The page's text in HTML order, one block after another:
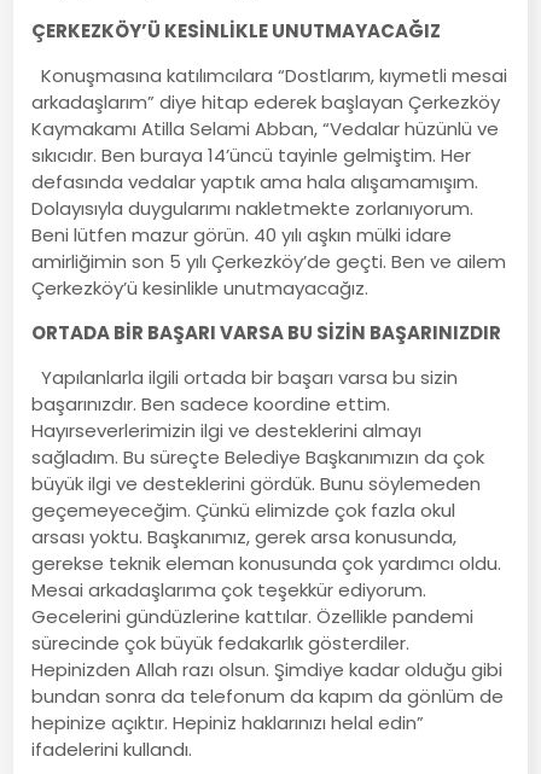
ÇERKEZKÖY’Ü KESİNLİKLE UNUTMAYACAĞIZ
Konuşmasına katılımcılara “Dostlarım, kıymetli mesai
arkadaşlarım” diye hitap ederek başlayan Çerkezköy
Kaymakamı Atilla Selami Abban, “Vedalar hüzünlü ve
sıkıcıdır. Ben buraya 14’üncü tayinle gelmiştim. Her
defasında vedalar yaptık ama hala alışamamışım.
Dolayısıyla duygularımı nakletmekte zorlanıyorum.
Beni lütfen mazur görün. 40 yılı aşkın mülki idare
amirliğimin son 5 yılı Çerkezköy’de geçti. Ben ve ailem
Çerkezköy’ü kesinlikle unutmayacağız.
ORTADA BİR BAŞARI VARSA BU SİZİN BAŞARINIZDIR
Yapılanlarla ilgili ortada bir başarı varsa bu sizin
başarınızdır. Ben sadece koordine ettim.
Hayırseverlerimizin ilgi ve desteklerini almayı
sağladım. Bu süreçte Belediye Başkanımızın da çok
büyük ilgi ve desteklerini gördük. Bunu söylemeden
geçemeyeceğim. Çünkü elimizde çok fazla okul
arsası yoktu. Başkanımız, gerek arsa konusunda,
gerekse teknik eleman konusunda çok yardımcı oldu.
Mesai arkadaşlarıma çok teşekkür ediyorum.
Gecelerini gündüzlerine kattılar. Özellikle pandemi
sürecinde çok büyük fedakarlık gösterdiler.
Hepinizden Allah razı olsun. Şimdiye kadar olduğu gibi
bundan sonra da telefonum da kapım da gönlüm de
hepinize açıktır. Hepiniz haklarınızı helal edin”
ifadelerini kullandı.